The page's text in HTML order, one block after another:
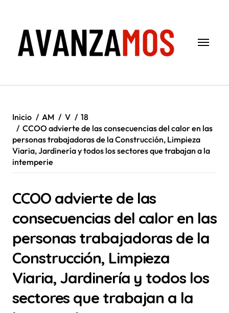
contenido
Inicio AM V
18
CCOO advierte de las consecuencias del calor en las
personas trabajadoras de la Construcción, Limpieza
Viaria, Jardinería y todos los sectores que trabajan a la
intemperie
CCOO advierte de las
consecuencias del calor en las
personas trabajadoras de la
Construcción, Limpieza
Viaria, Jardinería y todos los
sectores que trabajan a la